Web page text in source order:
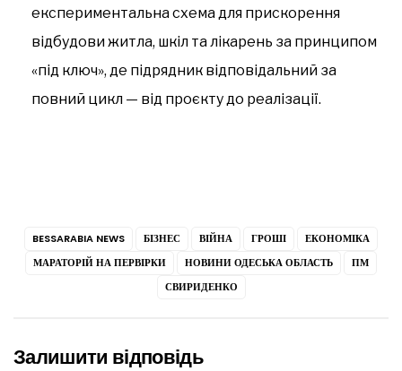
експериментальна схема для прискорення
відбудови житла, шкіл та лікарень за принципом
«під ключ», де підрядник відповідальний за
повний цикл — від проєкту до реалізації.
BESSARABIA NEWS БІЗНЕС ВІЙНА ГРОШІ
ЕКОНОМІКА
МАРАТОРІЙ НА ПЕРВІРКИ
НОВИНИ ОДЕСЬКА ОБЛАСТЬ
ПМ
СВИРИДЕНКО
Залишити відповідь